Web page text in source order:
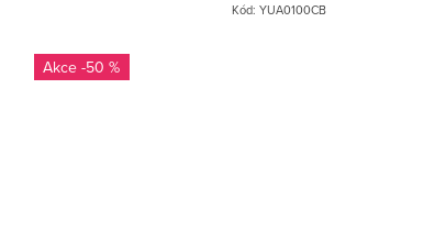
Kód: YUA0100CB
-50 %